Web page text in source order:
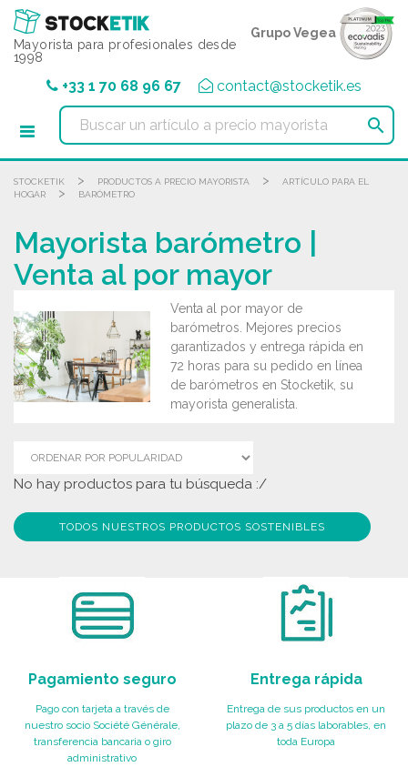
Mayorista para profesionales desde
1998
Grupo Vegea
+33 1 70 68 96 67 contact@stocketik.es

STOCKETIK > PRODUCTOS A PRECIO MAYORISTA >
ARTÍCULO PARA EL
HOGAR
> BARÓMETRO
Mayorista barómetro |
Venta al por mayor
Venta al por mayor de
barómetros. Mejores precios
garantizados y entrega rápida en
72 horas para su pedido en línea
de barómetros en Stocketik, su
mayorista generalista.
No hay productos para tu búsqueda :/
TODOS NUESTROS PRODUCTOS SOSTENIBLES
Pagamiento seguro
Pago con tarjeta a través de
nuestro socio Société Générale,
transferencia bancaria o giro
administrativo
Entrega rápida
Entrega de sus productos en un
plazo de 3 a 5 días laborables, en
toda Europa
Panel de gestión de cookies